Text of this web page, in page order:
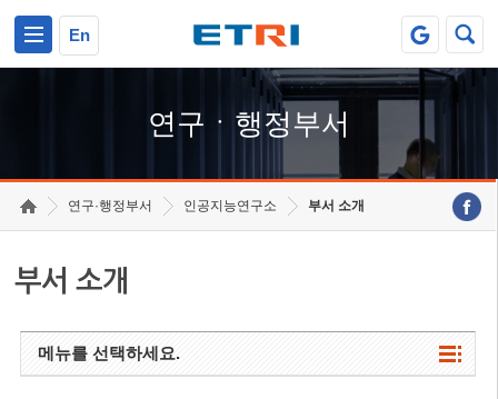
En
연구ㆍ행정부서
연구·행정부서 인공지능연구소 부서 소개
부서 소개
메뉴를 선택하세요.